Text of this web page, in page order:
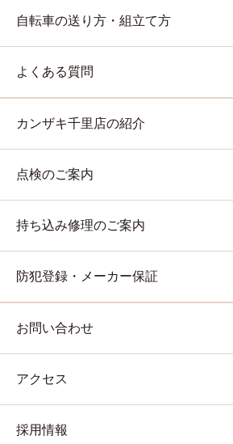
自転車の送り方・組立て方
よくある質問
カンザキ千里店の紹介
点検のご案内
持ち込み修理のご案内
防犯登録・メーカー保証
お問い合わせ
アクセス
採用情報